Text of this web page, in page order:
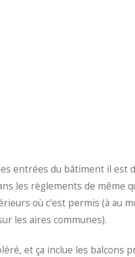
entrées du bâtiment il est
les règlements de même
où c'est permis (à au
les aires communes).
et ça inclue les balcons